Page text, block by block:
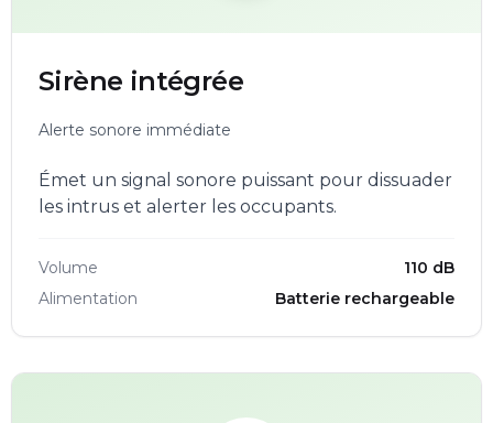
Sirène intégrée
Alerte sonore immédiate
Émet un signal sonore puissant pour dissuader
les intrus et alerter les occupants.
Volume
110 dB
Alimentation
Batterie rechargeable